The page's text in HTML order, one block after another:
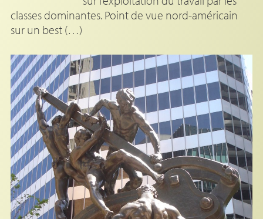
classes dominantes. Point de vue nord-américain
sur un best (…)